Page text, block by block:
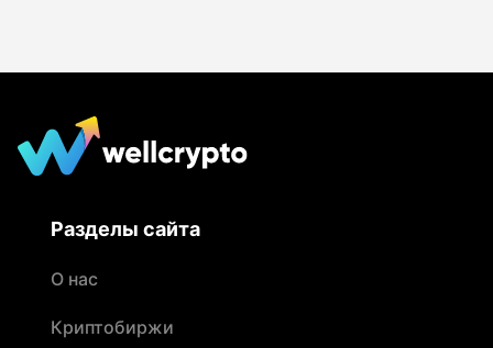
Разделы сайта
О нас
Криптобиржи